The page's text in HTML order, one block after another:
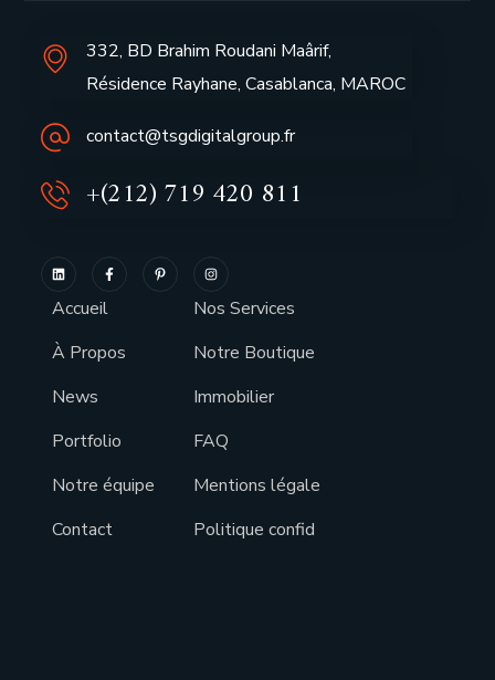
332, BD Brahim Roudani Maârif,
Résidence Rayhane, Casablanca, MAROC
contact@tsgdigitalgroup.fr
+(212) 719 420 811
Accueil
À Propos
News
Portfolio
Notre équipe
Contact
Nos Services
Notre Boutique
Immobilier
FAQ
Mentions légale
Politique confid